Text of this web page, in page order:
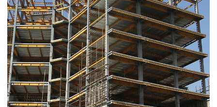
برج مسکونی نگین
ساختمانی